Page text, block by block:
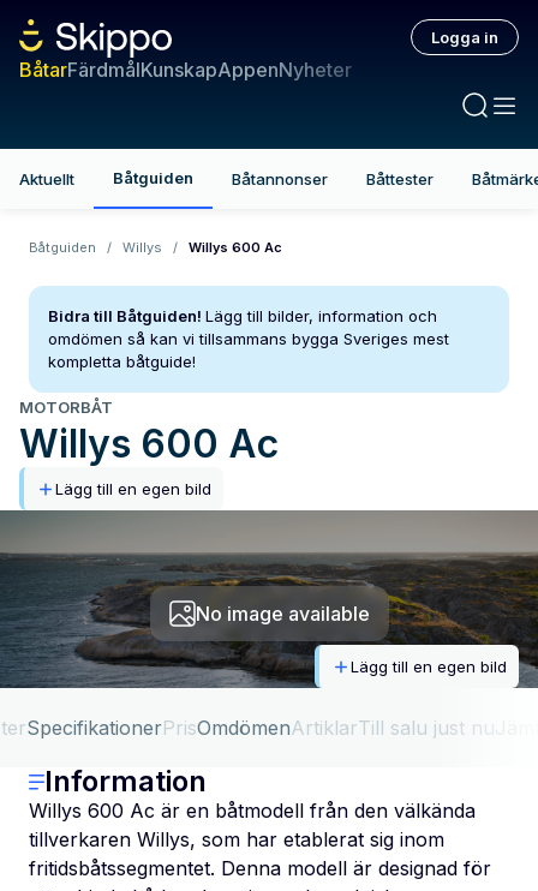
BåtarFärdmålKunskapAppenNyheter
Logga in
Aktuellt Båtguiden Båtannonser Båttester
Båtguiden / Willys / Willys 600 Ac
Bidra till Båtguiden! Lägg till bilder, information och
omdömen så kan vi tillsammans bygga Sveriges mest
kompletta båtguide!
MOTORBÅT
Willys 600 Ac
Lägg till en egen bild
No image available
Lägg till en egen bild
SpecifikationerPrisOmdömenArtiklarTill salu just nu
Information
Willys 600 Ac är en båtmodell från den välkända
tillverkaren Willys, som har etablerat sig inom
fritidsbåtssegmentet. Denna modell är designad för